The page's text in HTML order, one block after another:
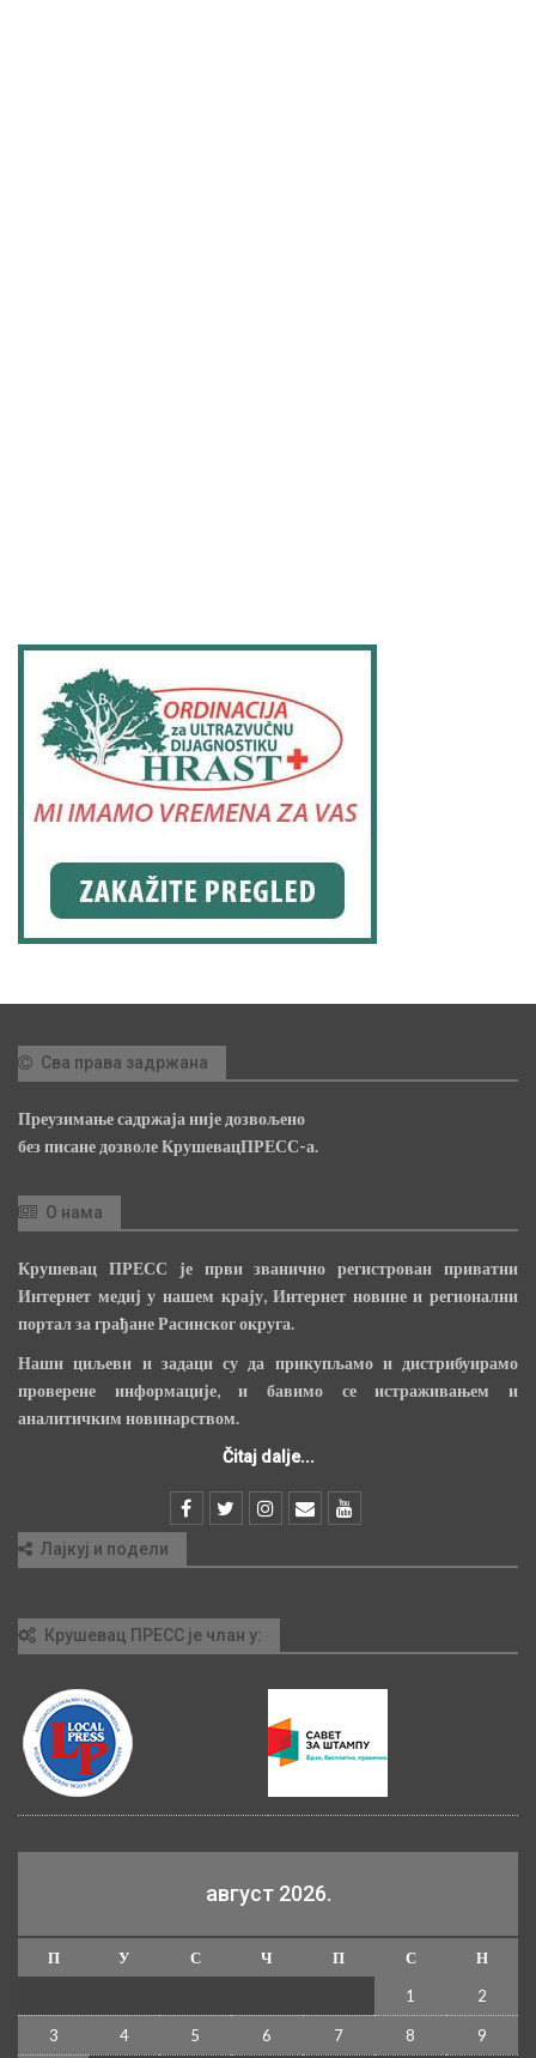
Сва права задржана
Преузимање садржаја није дозвољено
без писане дозволе КрушевацПРЕСС-а.
О нама
Крушевац ПРЕСС је први званично регистрован приватни
Интернет медиј у нашем крају, Интернет новине и регионални
портал за грађане Расинског округа.
Наши циљеви и задаци су да прикупљамо и дистрибуирамо
проверене информације, и бавимо се истраживањем и
аналитичким новинарством.
Čitaj dalje...
Лајкуј и подели
Крушевац ПРЕСС је члан у:
август 2026.
П У С Ч П С
Н
1
2
3 4 5 6 7 8 9